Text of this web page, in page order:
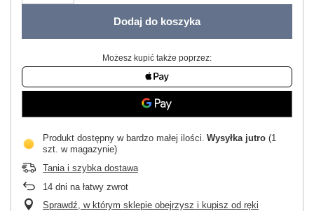
Dodaj do koszyka
Możesz kupić także poprzez:
Produkt dostępny w bardzo małej ilości Wysyłka jutro (1
szt. w magazynie)
Tania i szybka dostawa
14 dni na łatwy zwrot
Sprawdź, w którym sklepie obejrzysz i kupisz od ręki